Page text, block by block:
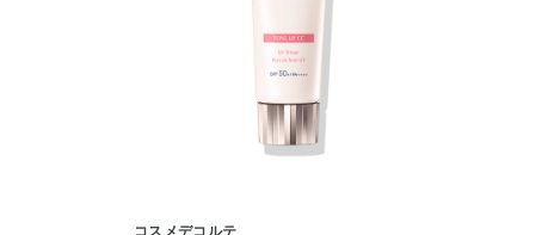
コスメデコルテ